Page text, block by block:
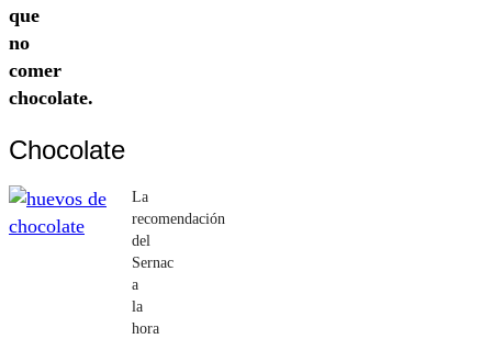
que
no
comer
chocolate.
Chocolate
La
recomendación
del
Sernac
a
la
hora